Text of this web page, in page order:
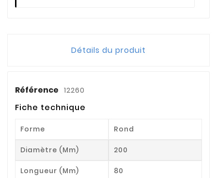
Détails du produit
Référence 12260
Fiche technique
Forme Rond
Diamètre (mm) 200
Longueur (mm) 80